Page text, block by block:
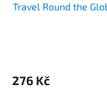
Travel Round the
276 Kč